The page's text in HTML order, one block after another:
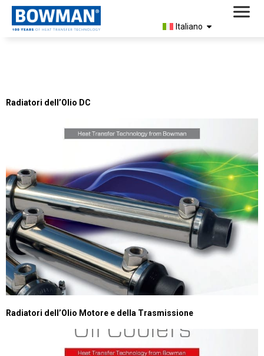
Italiano
Radiatori dell’Olio DC
Radiatori dell’Olio Motore e della Trasmissione